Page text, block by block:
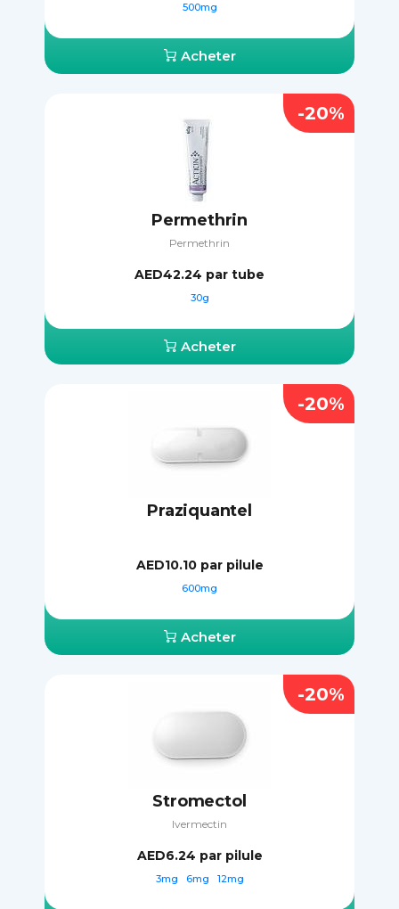
500mg
Acheter
Permethrin
Permethrin
AED42.24 par tube
30g
Acheter
-20%
Praziquantel
AED10.10 par pilule
600mg
Acheter
-20%
Stromectol
Ivermectin
AED6.24 par pilule
3mg 6mg 12mg
-20%